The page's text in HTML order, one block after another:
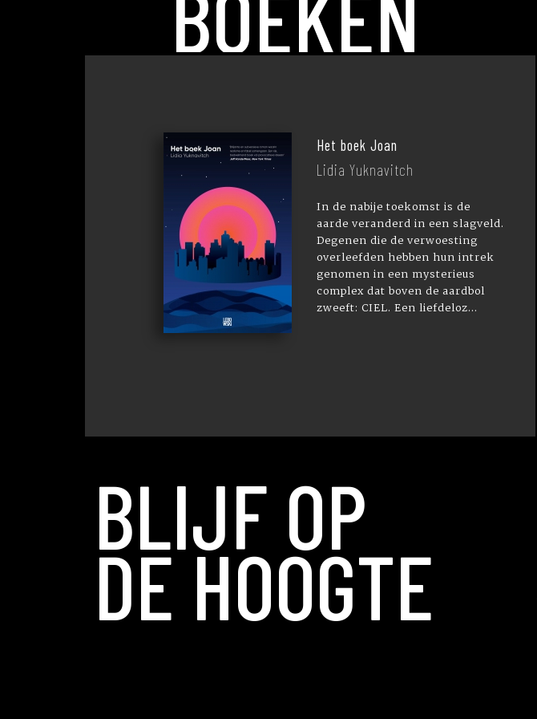
Het boek Joan
Lidia Yuknavitch
In de nabije toekomst is de
aarde veranderd in een slagveld.
Degenen die de verwoesting
overleefden hebben hun intrek
genomen in een mysterieus
complex dat boven de aardbol
zweeft: CIEL. Een liefdeloz...
BLIJF OP
DE HOOGTE